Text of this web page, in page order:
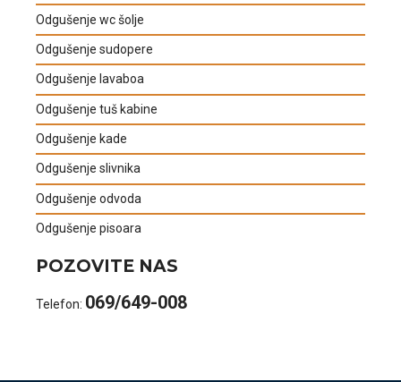
Odgušenje wc šolje
Odgušenje sudopere
Odgušenje lavaboa
Odgušenje tuš kabine
Odgušenje kade
Odgušenje slivnika
Odgušenje odvoda
Odgušenje pisoara
POZOVITE NAS
Telefon: 069/649-008